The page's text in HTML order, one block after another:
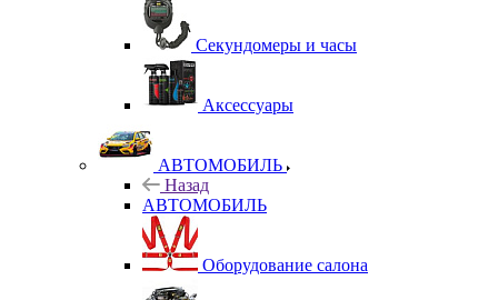
Секундомеры и часы
Аксессуары
АВТОМОБИЛЬ
Назад
АВТОМОБИЛЬ
Оборудование салона